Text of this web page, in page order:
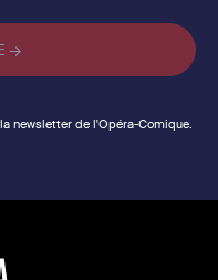
newsletter de l'Opéra-Comique.